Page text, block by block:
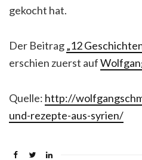
gekocht hat.
Der Beitrag„12
erschien zuerst auf
Quelle: http://
und-rezepte-aus-syrien/